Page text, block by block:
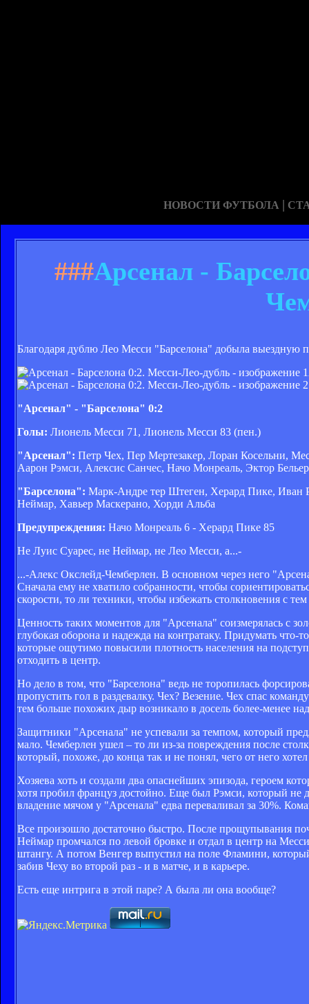
НОВОСТИ ФУТБОЛА |
###Арсенал -
Благодаря дублю Лео Месси "Барселона" добыла выездную
"Арсенал" - "Барселона" 0:2
Голы: Лионель Месси 71, Лионель Месси 83 (пен.)
"Арсенал": Петр Чех, Пер Мертезакер, Лоран Косельни,
Аарон Рэмси, Алексис Санчес, Начо Монреаль, Эктор
"Барселона": Марк-Андре тер Штеген, Херард Пике, Иван
Неймар, Хавьер Маскерано, Хорди Альба
Предупреждения: Начо Монреаль 6 - Херард Пике 85
Не Луис Суарес, не Неймар, не Лео Месси, а...-
...-Алекс Окслейд-Чемберлен. В основном через него
Сначала ему не хватило собранности, чтобы
скорости, то ли техники, чтобы избежать столкновения с
Ценность таких моментов для "Арсенала" соизмерялась с
глубокая оборона и надежда на контратаку. Придумать
которые ощутимо повысили плотность населения на
отходить в центр.
Но дело в том, что "Барселона" ведь не торопилась
пропустить гол в раздевалку. Чех? Везение. Чех спас
тем больше похожих дыр возникало в досель более-менее
Защитники "Арсенала" не успевали за темпом, который
мало. Чемберлен ушел – то ли из-за повреждения после
который, похоже, до конца так и не понял, чего от него
Хозяева хоть и создали два опаснейших эпизода, героем
хотя пробил француз достойно. Еще был Рэмси, который не
владение мячом у "Арсенала" едва переваливал за 30%.
Все произошло достаточно быстро. После прощупывания
Неймар промчался по левой бровке и отдал в центр на
штангу. А потом Венгер выпустил на поле Фламини,
забив Чеху во второй раз - и в матче, и в карьере.
Есть еще интрига в этой паре? А была ли она вообще?